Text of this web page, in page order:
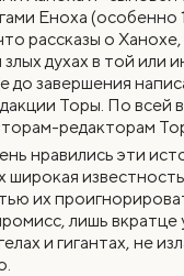
Еноха (особенно
рассказы о
злых духах в той или
до завершения
Торы. По всей
редакторам
нравились эти
широкая
их
лишь вкратце
и гигантах, не